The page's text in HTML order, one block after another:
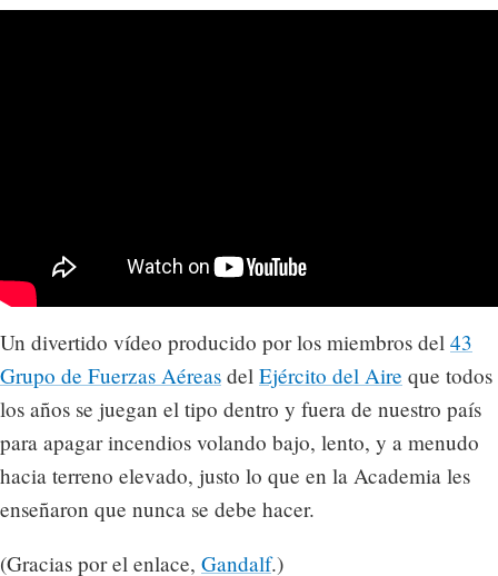
Un divertido vídeo producido por los miembros del 43
Grupo de Fuerzas Aéreas del Ejército del Aire que todos
los años se juegan el tipo dentro y fuera de nuestro país
para apagar incendios volando bajo, lento, y a menudo
hacia terreno elevado, justo lo que en la Academia les
enseñaron que nunca se debe hacer.
(Gracias por el enlace, Gandalf.)